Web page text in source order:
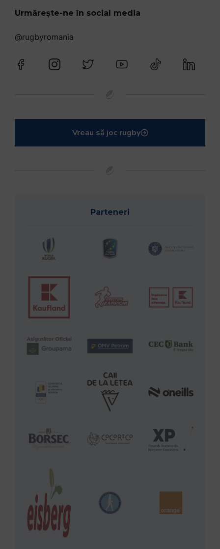
Urmărește-ne în social media
@rugbyromania
Vreau să joc rugby
Parteneri